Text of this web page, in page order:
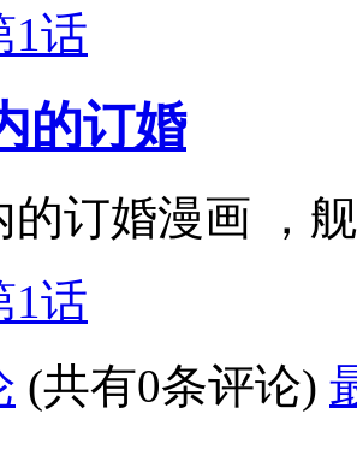
1话
的订婚
的订婚漫画 ，
1话
(共有0条评论)